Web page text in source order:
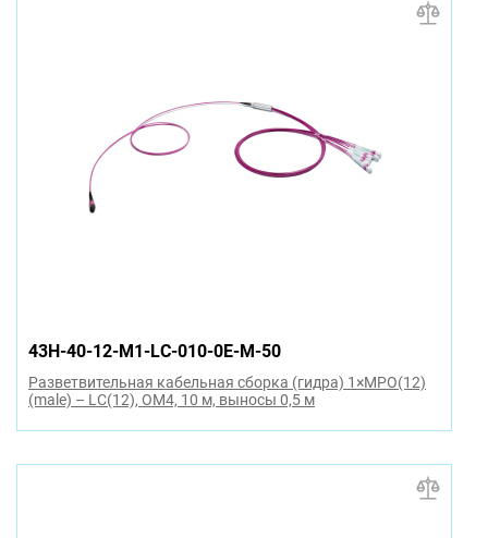
43H-40-12-M1-LC-010-0E-M-50
Разветвительная кабельная сборка (гидра) 1×MPO(12)
(male) – LC(12), OM4, 10 м, выносы 0,5 м